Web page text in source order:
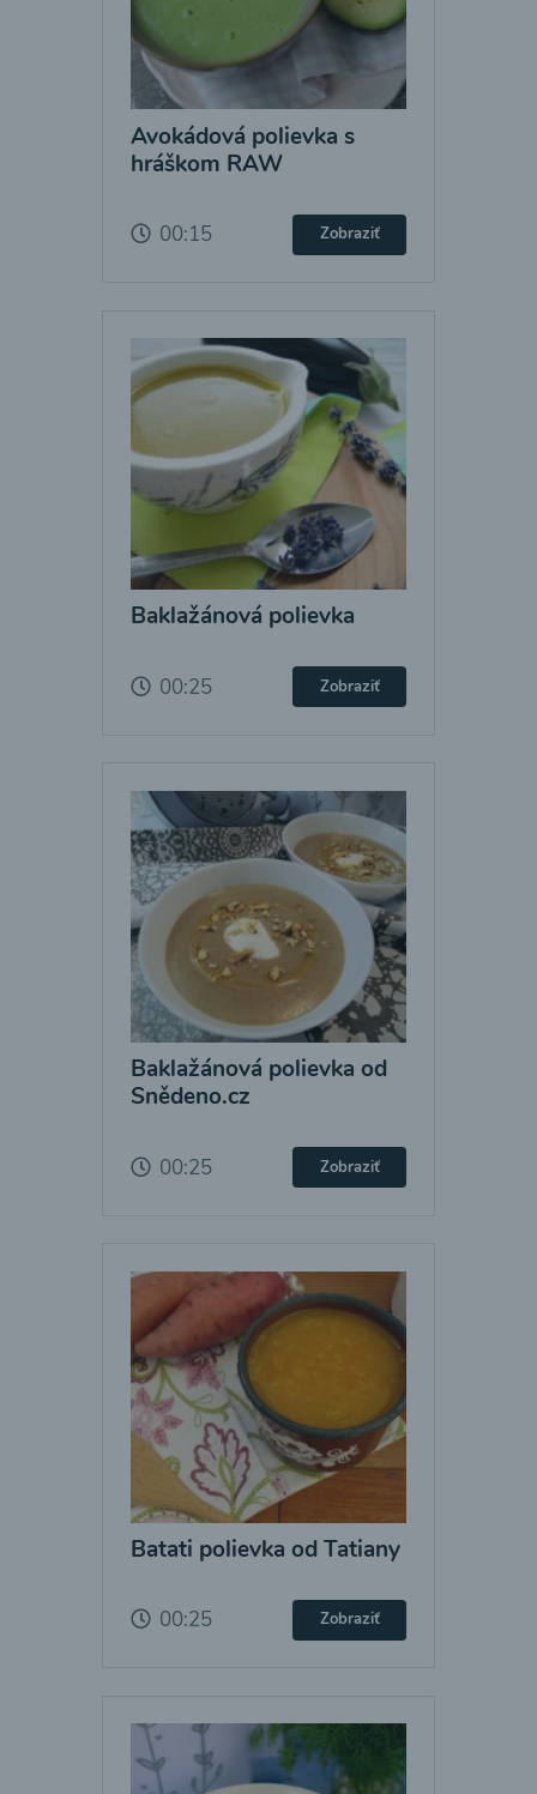
Avokádová polievka s
hráškom RAW
00:15 Zobraziť
Baklažánová polievka
00:25 Zobraziť
Baklažánová polievka od
Snědeno.cz
00:25 Zobraziť
Batati polievka od Tatiany
00:25 Zobraziť